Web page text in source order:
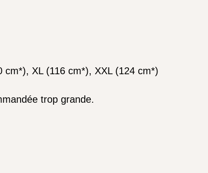
XL (116 cm*), XXL (124 cm*)
trop grande.